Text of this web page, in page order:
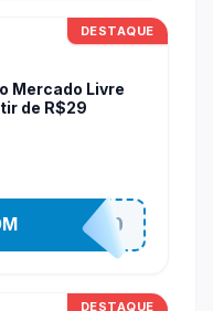
DESTAQUE
Mercado Livre
de R$29
DESTAQUE